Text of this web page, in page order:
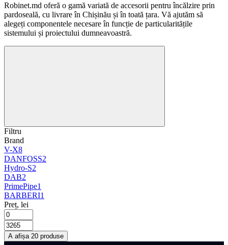
Robinet.md oferă o gamă variată de accesorii pentru încălzire prin
pardoseală, cu livrare în Chișinău și în toată țara. Vă ajutăm să
alegeți componentele necesare în funcție de particularitățile
sistemului și proiectului dumneavoastră.
Filtru
Brand
V-X8
DANFOSS2
Hydro-S2
DAB2
PrimePipe1
BARBERI1
Preț, lei
A afișa 20 produse